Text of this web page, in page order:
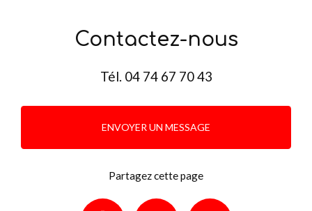
Contactez-nous
Tél. 04 74 67 70 43
ENVOYER UN MESSAGE
Partagez cette page
Facebook